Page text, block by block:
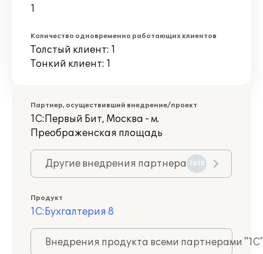
1
Количество одновременно работающих клиентов
Толстый клиент: 1
Тонкий клиент: 1
Партнер, осуществивший внедрение/проект
1С:Первый Бит, Москва - м.
Преображенская площадь
Другие внедрения партнера 7610
Продукт
1С:Бухгалтерия 8
Внедрения продукта всеми партнерами